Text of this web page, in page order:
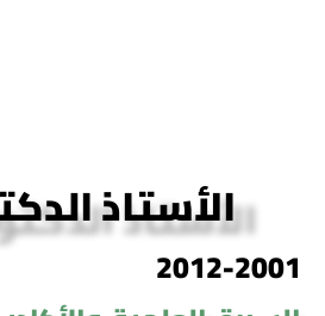
الأستاذ
2012-2001